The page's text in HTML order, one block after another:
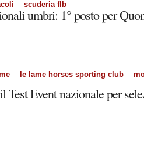
scuderia flb
umbri: 1° posto per
le lame horses sporting club
Event nazionale per